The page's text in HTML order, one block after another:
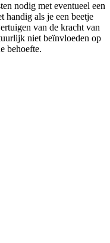
nodig met eventueel een
handig als je een beetje
van de kracht van
niet beïnvloeden op
behoefte.